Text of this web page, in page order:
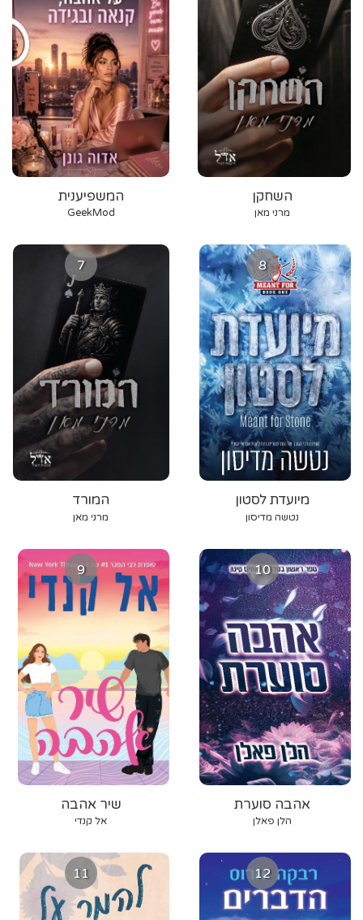
המשפיענית
GeekMod
השחקן
מרני מאן
7
המורד
מרני מאן
8
מיועדת לסטון
נטשה מדיסון
9
שיר אהבה
אל קנדי
10
אהבה סוערת
הלן פאלן
11 12